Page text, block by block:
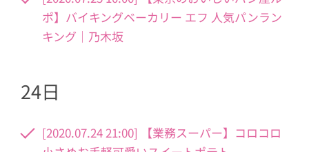
ポ】バイキングベーカリー エフ 人気パンラン
キング｜乃木坂
24日
[2020.07.24 21:00] 【業務スーパー】コロコロ